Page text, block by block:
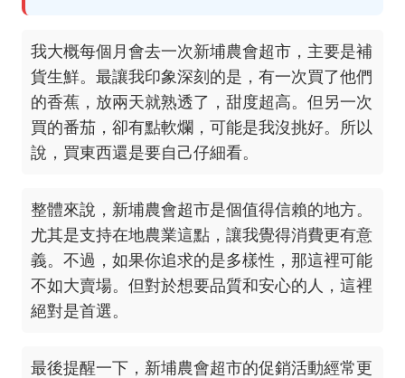
我大概每個月會去一次新埔農會超市，主要是補
貨生鮮。最讓我印象深刻的是，有一次買了他們
的香蕉，放兩天就熟透了，甜度超高。但另一次
買的番茄，卻有點軟爛，可能是我沒挑好。所以
說，買東西還是要自己仔細看。
整體來說，新埔農會超市是個值得信賴的地方。
尤其是支持在地農業這點，讓我覺得消費更有意
義。不過，如果你追求的是多樣性，那這裡可能
不如大賣場。但對於想要品質和安心的人，這裡
絕對是首選。
最後提醒一下，新埔農會超市的促銷活動經常更